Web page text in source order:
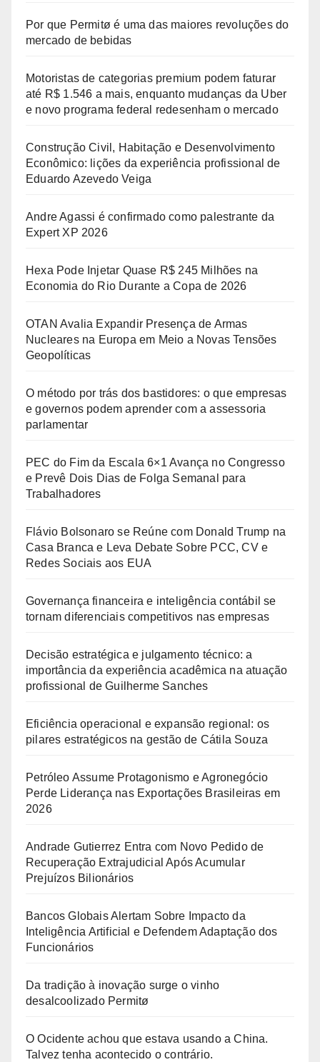
Por que Permitø é uma das maiores revoluções do
mercado de bebidas
Motoristas de categorias premium podem faturar
até R$ 1.546 a mais, enquanto mudanças da Uber
e novo programa federal redesenham o mercado
Construção Civil, Habitação e Desenvolvimento
Econômico: lições da experiência profissional de
Eduardo Azevedo Veiga
Andre Agassi é confirmado como palestrante da
Expert XP 2026
Hexa Pode Injetar Quase R$ 245 Milhões na
Economia do Rio Durante a Copa de 2026
OTAN Avalia Expandir Presença de Armas
Nucleares na Europa em Meio a Novas Tensões
Geopolíticas
O método por trás dos bastidores: o que empresas
e governos podem aprender com a assessoria
parlamentar
PEC do Fim da Escala 6×1 Avança no Congresso
e Prevê Dois Dias de Folga Semanal para
Trabalhadores
Flávio Bolsonaro se Reúne com Donald Trump na
Casa Branca e Leva Debate Sobre PCC, CV e
Redes Sociais aos EUA
Governança financeira e inteligência contábil se
tornam diferenciais competitivos nas empresas
Decisão estratégica e julgamento técnico: a
importância da experiência acadêmica na atuação
profissional de Guilherme Sanches
Eficiência operacional e expansão regional: os
pilares estratégicos na gestão de Cátila Souza
Petróleo Assume Protagonismo e Agronegócio
Perde Liderança nas Exportações Brasileiras em
2026
Andrade Gutierrez Entra com Novo Pedido de
Recuperação Extrajudicial Após Acumular
Prejuízos Bilionários
Bancos Globais Alertam Sobre Impacto da
Inteligência Artificial e Defendem Adaptação dos
Funcionários
Da tradição à inovação surge o vinho
desalcoolizado Permitø
O Ocidente achou que estava usando a China.
Talvez tenha acontecido o contrário.